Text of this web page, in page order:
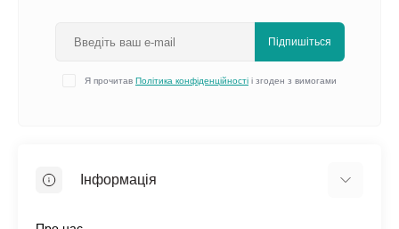
Підпишіться
Я прочитав Політика конфіденційності і згоден з вимогами
Інформація